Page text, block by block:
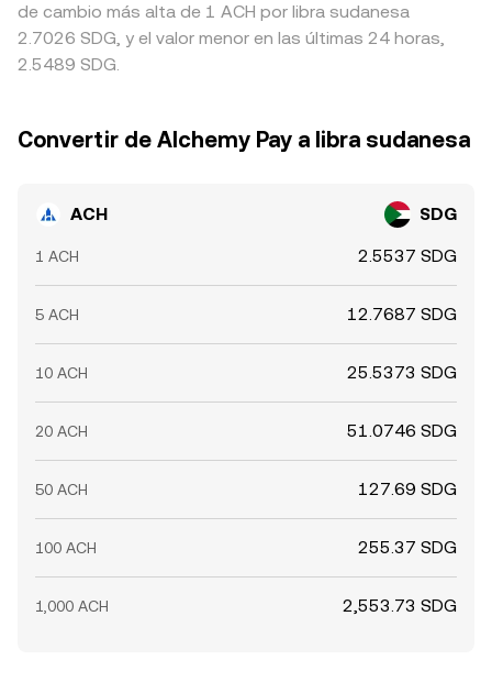
de cambio más alta de 1 ACH por libra sudanesa
2.7026 SDG, y el valor menor en las últimas 24 horas,
2.5489 SDG.
Convertir de Alchemy Pay a libra sudanesa
ACH SDG
1 ACH 2.5537 SDG
5 ACH 12.7687 SDG
10 ACH 25.5373 SDG
20 ACH 51.0746 SDG
50 ACH 127.69 SDG
100 ACH 255.37 SDG
1,000 ACH 2,553.73 SDG